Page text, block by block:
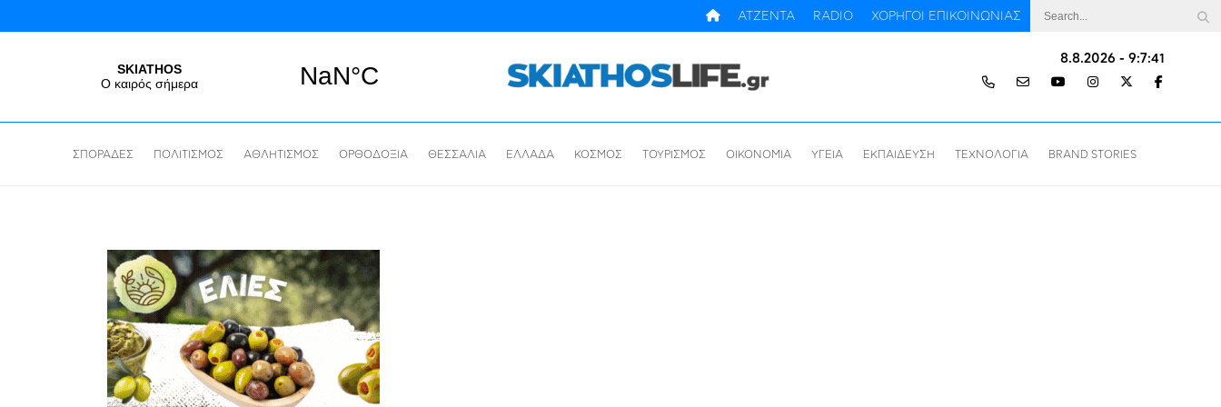
ΧΟΡΗΓΟΙ ΕΠΙΚΟΙΝΩΝΙΑΣ
RADIO
ΑΤΖΕΝΤΑ
8.8.2026 - 9:7:42
ΣΠΟΡΑΔΕΣ ΠΟΛΙΤΙΣΜΟΣ ΑΘΛΗΤΙΣΜΟΣ ΟΡΘΟΔΟΞΙΑ ΘΕΣΣΑΛΙΑ ΕΛΛΑΔΑ ΚΟΣΜΟΣ ΤΟΥΡΙΣΜΟΣ ΟΙΚΟΝΟΜΙΑ ΥΓΕΙΑ ΕΚΠΑΙΔΕΥΣΗ ΤΕΧΝΟΛΟΓΙΑ BRAND STORIES